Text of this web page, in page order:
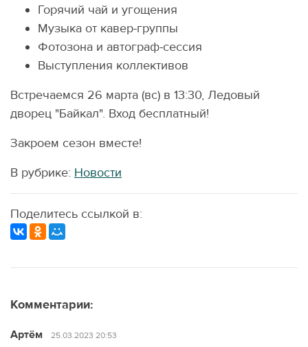
Горячий чай и угощения
Музыка от кавер-группы
Фотозона и автограф-сессия
Выступления коллективов
Встречаемся 26 марта (вс) в 13:30, Ледовый
дворец "Байкал". Вход бесплатный!
Закроем сезон вместе!
В рубрике: Новости
Поделитесь ссылкой в:
Комментарии:
Артём 25.03.2023 20:53